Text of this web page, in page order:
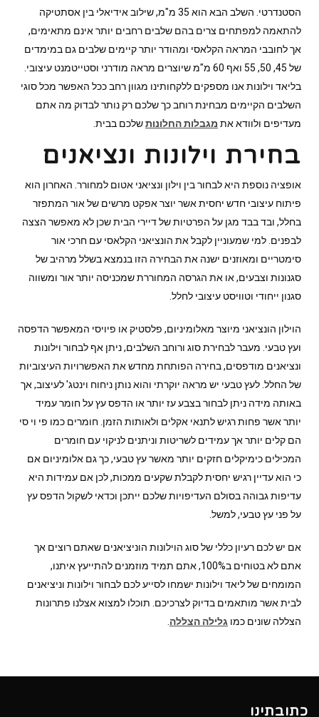
הסטנדרטי. השלב הבא הוא 35 מ"מ, שילוב אידיאלי בין אסתטיקה
להתאמה למפתחים צרים בהם שלבים רחבים יותר אינם מתאימים,
אך לחובבי המראה הקלאסי ומהודר יותר קיימים שלבים גם במימדים
של 45, 50, 55 ואף 60 מ"מ שיוצרים מראה מודרני וסטייטמנט עיצובי.
בליאד וילונות אנו מספקים ללקחותינו מגוון רחב ככל האפשר מכל סוגי
השלבים הקיימים מבחינת רוחב כך שלכם רק נותר לבדוק מה אתם
מעדיפים ולוודא את מגבלות החלונותשלכם בבית.
בחירת וילונות ונציאנים
אופציה נוספת היא לבחור בין וילון ונציאני אטום למחורר. האחרון הוא
פיתוח עיצובי חדש יחסית אשר יוצר אפקט מרשים של אור המתפזר
בחלל, ובד בבד מגן על הפרטיות של דיירי הבית שכן לא מאפשר הצצה
לבפנים. למי שמעוניין לקבל את הונציאני הקלאסי עם חרכי אור
סימטריים ומאוזנים ישנה את הבחירה הזו בנמצא בשלל מרהיב של
סגנונות וצבעים, או את הגרסה המחוררת שמכניסה יותר אור ומשווה
סגנון ייחודי וטוויסט עיצובי לחלל.
הוילון הונציאני מיוצר מאלומיניום, פלסטיק או פיויסי המאפשר הדפסה
ועץ טבעי. מעבר לבחירת סוג ורוחב השלבים, ניתן אף לבחור וילונות
ונציאנים מודפסים, בחירה הפותחת מחדש את האפשרויות העיצוביות
של החלל. לעץ טבעי יש מראה יוקרתי והוא נותן ניחוח וינטג' לעיצוב, אך
באותה מידה ניתן לבחור בצבע עז יותר או הדפס עץ על חומר עמיד
יותר אשר פחות רגיש לתנאי אקלים ולאותות הזמן. חומרים כמו פי וי סי
הם קלים יותר אך עמידים לשריטות וניתנים לניקוי עם חומרים
המכילים כימיקלים חזקים יותר מאשר עץ טבעי, כך גם אלומיניום אם
כי הוא עדיין רגיש יחסית לקבלת שקעים ממכות, לכן אם עמידות היא
עדיפות גבוהה בסולם העדיפויות שלכם ייתכן וכדאי לשקול הדפס עץ
על פני עץ טבעי, למשל.
אם יש לכם רעיון כללי של סוג הוילונות הוניציאנים שאתם רוצים אך
אתם לא בטוחים ב100%, אתם תמיד מוזמנים להתייעץ איתנו,
המומחים של ליאד וילונות ישמחו לסייע לכם לבחור וילונות וניציאנים
לבית אשר מותאמים בדיוק לצרכיכם. תוכלו למצוא אצלנו פתרונות
הצללה שונים כמו גלילה הצללה
כתובתינו